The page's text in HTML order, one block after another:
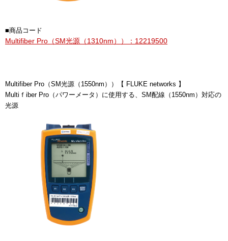
■商品コード
Multifiber Pro（SM光源（1310nm））：12219500
Multifiber Pro（SM光源（1550nm））【 FLUKE networks 】
Multiｆiber Pro（パワーメータ）に使用する、SM配線（1550nm）対応の
光源